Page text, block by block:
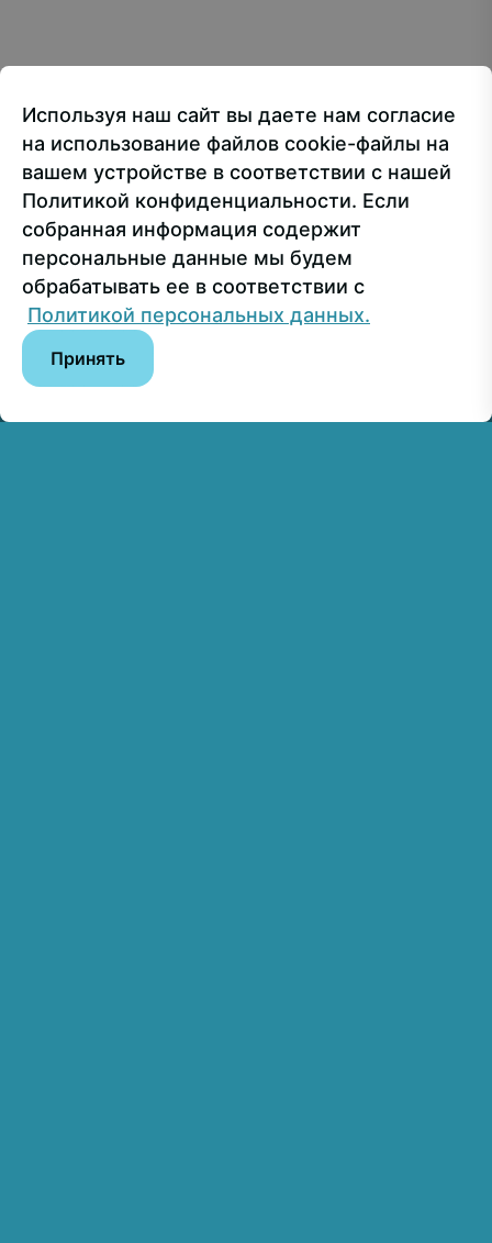
Используя наш сайт вы даете нам согласие
на использование файлов cookie-файлы на
вашем устройстве в соответствии с нашей
Политикой конфиденциальности. Если
собранная информация содержит
персональные данные мы будем
обрабатывать ее в соответствии с
Политикой персональных данных.
Принять
Приёмная комиссия +7 499 748-32-20
+7 499 160-92-00 (доб. 1191)
© РГУ СоцТех
Сведения об образовательной организации